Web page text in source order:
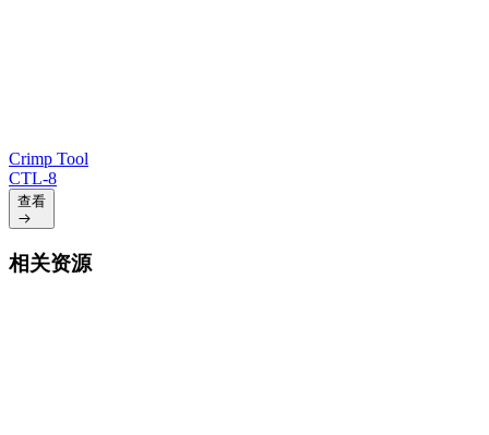
Crimp Tool
CTL-8
查看
相关资源